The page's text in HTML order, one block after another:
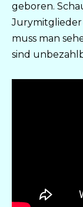
geboren.
Jurymitglieder
muss man
sind